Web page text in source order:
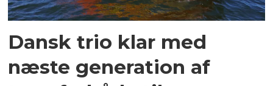
Dansk trio klar med
næste generation af